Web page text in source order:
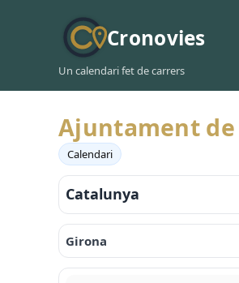
Cronovies
Un calendari fet de carrers
Ajuntament de
Calendari
Catalunya
Girona